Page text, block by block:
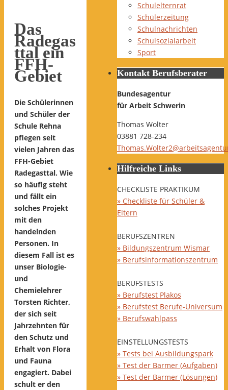
Das
Radegas
ttal ein
FFH-
Gebiet
Die Schülerinnen
und Schüler der
Schule Rehna
pflegen seit
vielen Jahren das
FFH-Gebiet
Radegasttal. Wie
so häufig steht
und fällt ein
solches Projekt
mit den
handelnden
Personen. In
diesem Fall ist es
unser Biologie-
und
Chemielehrer
Torsten Richter,
der sich seit
Jahrzehnten für
den Schutz und
Erhalt von Flora
und Fauna
engagiert. Dabei
schult er den
Schulelternrat
Schülerzeitung
Schulnachrichten
Schulsozialarbeit
Sport
Kontakt Berufsberater
Bundesagentur
für Arbeit Schwerin
Thomas Wolter
03881 728-234
Hilfreiche Links
CHECKLISTE PRAKTIKUM
» Checkliste für Schüler &
Eltern
BERUFSZENTREN
» Bildungszentrum Wismar
» Berufsinformationszentrum
BERUFSTESTS
» Berufstest Plakos
» Berufstest Berufe-Universum
» Berufswahlpass
EINSTELLUNGSTESTS
» Tests bei Ausbildungspark
» Test der Barmer (Aufgaben)
» Test der Barmer (Lösungen)